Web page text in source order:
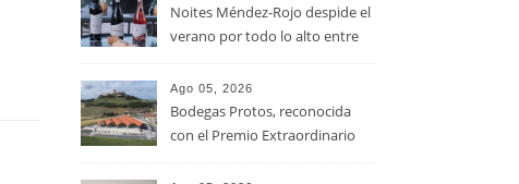
Noites Méndez-Rojo despide el
verano por todo lo alto entre
Ago 05, 2026
Bodegas Protos, reconocida
con el Premio Extraordinario